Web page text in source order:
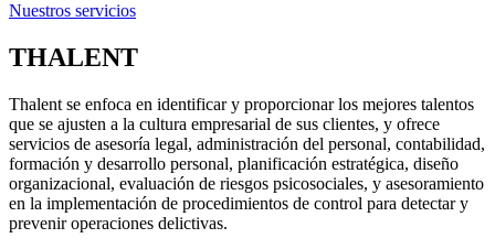
Nuestros servicios
THALENT
Thalent se enfoca en identificar y proporcionar los mejores talentos
que se ajusten a la cultura empresarial de sus clientes, y ofrece
servicios de asesoría legal, administración del personal, contabilidad,
formación y desarrollo personal, planificación estratégica, diseño
organizacional, evaluación de riesgos psicosociales, y asesoramiento
en la implementación de procedimientos de control para detectar y
prevenir operaciones delictivas.